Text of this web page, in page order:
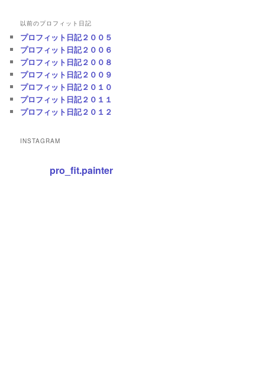
以前のプロフィット日記
プロフィット日記２００５
プロフィット日記２００６
プロフィット日記２００８
プロフィット日記２００９
プロフィット日記２０１０
プロフィット日記２０１１
プロフィット日記２０１２
INSTAGRAM
pro_fit.painter